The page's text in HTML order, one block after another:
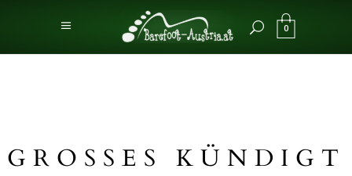
0
GROSSES KÜNDIGT S